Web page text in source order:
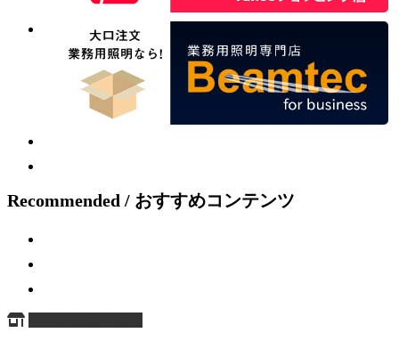
Recommended / おすすめコンテンツ